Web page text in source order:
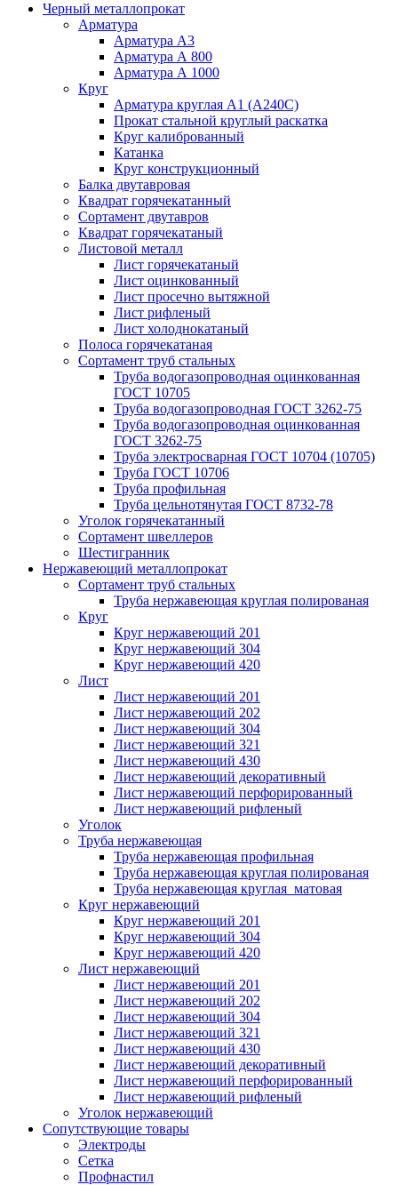
Черный металлопрокат
Арматура
Арматура А3
Арматура А 800
Арматура А 1000
Круг
Арматура круглая А1 (А240C)
Прокат стальной круглый раскатка
Круг калиброванный
Катанка
Круг конструкционный
Балка двутавровая
Квадрат горячекатанный
Сортамент двутавров
Квадрат горячекатаный
Листовой металл
Лист горячекатаный
Лист оцинкованный
Лист просечно вытяжной
Лист рифленый
Лист холоднокатаный
Полоса горячекатаная
Сортамент труб стальных
Труба водогазопроводная оцинкованная
ГОСТ 10705
Труба водогазопроводная ГОСТ 3262-75
Труба водогазопроводная оцинкованная
ГОСТ 3262-75
Труба электросварная ГОСТ 10704 (10705)
Труба ГОСТ 10706
Труба профильная
Труба цельнотянутая ГОСТ 8732-78
Уголок горячекатанный
Сортамент швеллеров
Шестигранник
Нержавеющий металлопрокат
Сортамент труб стальных
Труба нержавеющая круглая полированая
Круг
Круг нержавеющий 201
Круг нержавеющий 304
Круг нержавеющий 420
Лист
Лист нержавеющий 201
Лист нержавеющий 202
Лист нержавеющий 304
Лист нержавеющий 321
Лист нержавеющий 430
Лист нержавеющий декоративный
Лист нержавеющий перфорированный
Лист нержавеющий рифленый
Уголок
Труба нержавеющая
Труба нержавеющая профильная
Труба нержавеющая круглая полированая
Труба нержавеющая круглая матовая
Круг нержавеющий
Круг нержавеющий 201
Круг нержавеющий 304
Круг нержавеющий 420
Лист нержавеющий
Лист нержавеющий 201
Лист нержавеющий 202
Лист нержавеющий 304
Лист нержавеющий 321
Лист нержавеющий 430
Лист нержавеющий декоративный
Лист нержавеющий перфорированный
Лист нержавеющий рифленый
Уголок нержавеющий
Cопутствующие товары
Электроды
Сетка
Профнастил